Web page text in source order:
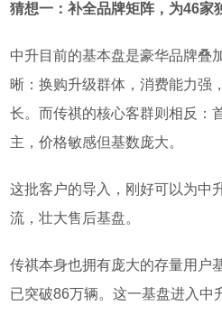
猜想一：补全品牌矩阵，为46家
中升目前的基本盘是豪华品牌叠
晰：换购升级群体，消费能力强
长。而传祺的核心客群则相反：
主，价格敏感但基数庞大。
这批客户的导入，刚好可以为中
流，壮大售后基盘。
传祺本身也拥有庞大的存量用户
已突破86万辆。这一基盘进入中